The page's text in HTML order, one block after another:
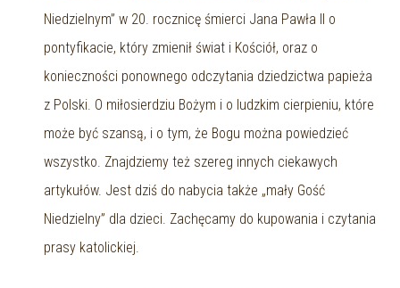
Niedzielnym” w 20. rocznicę śmierci Jana Pawła II o
pontyfikacie, który zmienił świat i Kościół, oraz o
konieczności ponownego odczytania dziedzictwa papieża
z Polski. O miłosierdziu Bożym i o ludzkim cierpieniu, które
może być szansą, i o tym, że Bogu można powiedzieć
wszystko. Znajdziemy też szereg innych ciekawych
artykułów. Jest dziś do nabycia także „mały Gość
Niedzielny” dla dzieci. Zachęcamy do kupowania i czytania
prasy katolickiej.